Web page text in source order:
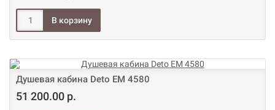
Душевая кабина Deto ЕМ 4580
51 200.00 р.